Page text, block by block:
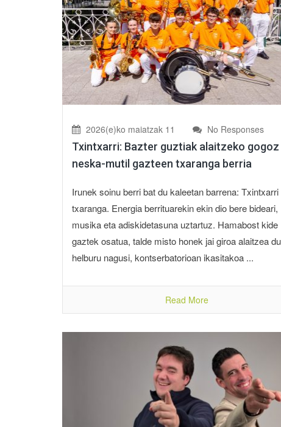
2026(e)ko maiatzak 11 No Responses
Txintxarri: Bazter guztiak alaitzeko gogoz
neska-mutil gazteen txaranga berria
Irunek soinu berri bat du kaleetan barrena: Txintxarri
txaranga. Energia berrituarekin ekin dio bere bideari,
musika eta adiskidetasuna uztartuz. Hamabost kide
gaztek osatua, talde misto honek jai giroa alaitzea du
helburu nagusi, kontserbatorioan ikasitakoa ...
Read More